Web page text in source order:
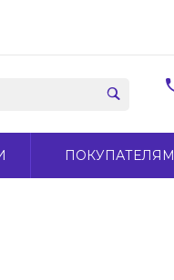
ПОКУПАТЕЛЯМ